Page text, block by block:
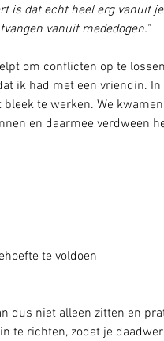
is dat echt heel erg vanuit
vanuit mededogen."
om conflicten op te
ik had met een vriendin. In
te werken. We
en daarmee verdween
te voldoen
dus niet alleen zitten en
te richten, zodat je